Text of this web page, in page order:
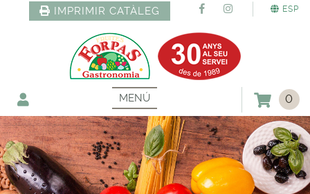
ESP
IMPRIMIR CATÀLEG
MENÚ 0